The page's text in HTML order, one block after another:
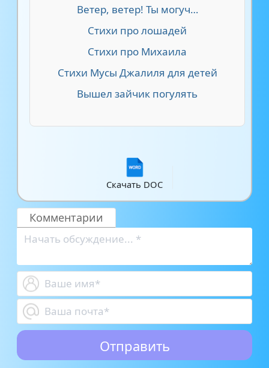
Ветер, ветер! Ты могуч…
Стихи про лошадей
Стихи про Михаила
Стихи Мусы Джалиля для детей
Вышел зайчик погулять
Скачать DOC
Комментарии